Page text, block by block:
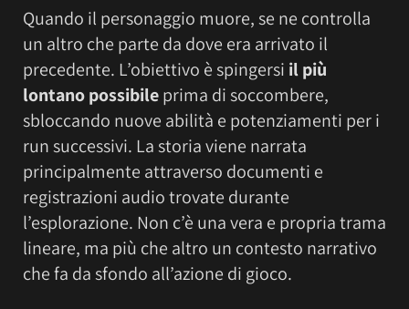
Quando il personaggio muore, se ne controlla
un altro che parte da dove era arrivato il
precedente. L’obiettivo è spingersi il più
lontano possibileprima di soccombere,
sbloccando nuove abilità e potenziamenti per i
run successivi. La storia viene narrata
principalmente attraverso documenti e
registrazioni audio trovate durante
l’esplorazione. Non c’è una vera e propria trama
lineare, ma più che altro un contesto narrativo
che fa da sfondo all’azione di gioco.